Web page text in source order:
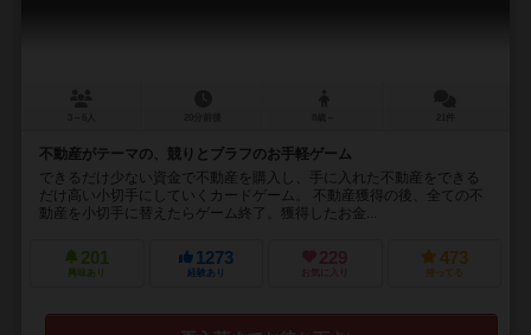
不動産がテーマの、競りとブラフのお手軽ゲーム
できるだけ少ない資金で不動産を購入し、手に入れた不動産をできる
だけ高い小切手にしていくカードゲーム。 不動産獲得の後、全ての不
動産を小切手に替えたらゲーム終了。獲得したお金...
201
興味あり
1273
経験あり
229
お気に入り
473
持ってる